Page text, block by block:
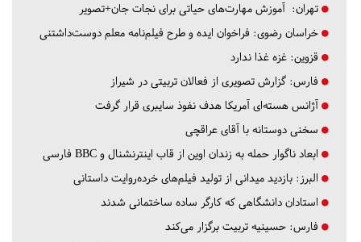
تهران: آموزش مهارت‌های حیاتی برای نجات جان+تصویر
خراسان رضوی: فراخوان ایده و طرح فیلم‌نامه معلم دوست‌داشتنی
قزوین: غزه غذا ندارد
فارس: گزارش تصویری از فعالان تربیتی در شیراز
آژانس هسته‌ای آمریکا هدف نفوذ سایبری قرار گرفت
سخنی دوستانه با آقای عراقچی
ابعاد ناگوار حمله به زندان اوین از قاب اینترنشنال و BBC فارسی
البرز: بازدید میدانی از تولید فیلم‌های خرده‌روایت داستانی
استادان دانشگاهی که کارگر ساده ساختمانی شدند
فارس: حسینیه تربیت برگزار می‌کند